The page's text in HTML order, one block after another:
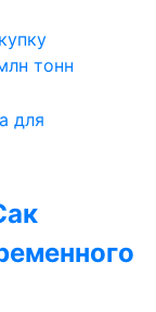
тонн
для